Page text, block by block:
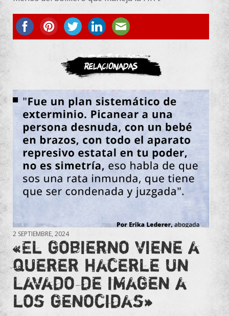
ASOCIATE
Relacionadas
2 SEPTIEMBRE, 2024
«El gobierno viene a
querer hacerle un
lavado de imagen a
los genocidas»